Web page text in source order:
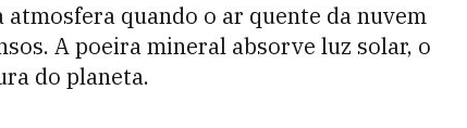
quando o ar quente da nuvem
A poeira mineral absorve luz solar, o
do planeta.